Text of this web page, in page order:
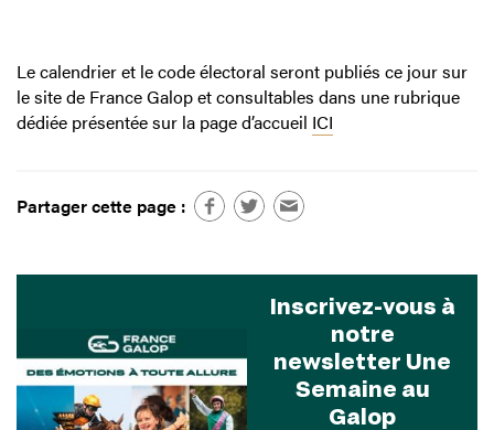
Le calendrier et le code électoral seront publiés ce jour sur
le site de France Galop et consultables dans une rubrique
dédiée présentée sur la page d’accueil ICI
Partager cette page :
Inscrivez-vous à
notre
newsletter Une
Semaine au
Galop